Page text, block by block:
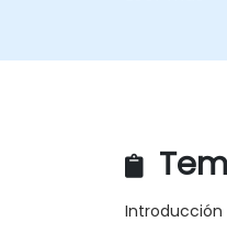
Introducción